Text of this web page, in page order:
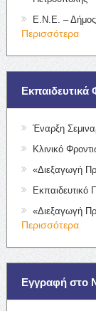
Ε.Ν.Ε. – Δήμος
Περισσότερα
Εκπαιδευτικά
Έναρξη
Κλινικό
«Διεξαγωγή
Εκπαιδευτικό
«Διεξαγωγή
Περισσότερα
Εγγραφή στο